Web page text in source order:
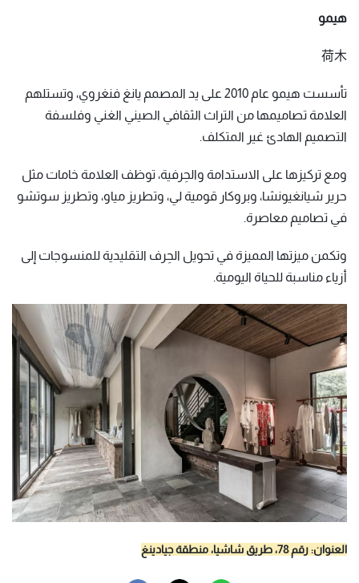
هيمو
荷木
تأسست هيمو عام 2010 على يد المصمم يانغ فنغروي، وتستلهم
العلامة تصاميمها من التراث الثقافي الصيني الغني وفلسفة
التصميم الهادئ غير المتكلف.
ومع تركيزها على الاستدامة والحِرفية، توظف العلامة خامات مثل
حرير شيانغيونشا، وبروكار قومية لي، وتطريز مياو، وتطريز سوتشو
في تصاميم معاصرة.
وتكمن ميزتها المميزة في تحويل الحِرف التقليدية للمنسوجات إلى
أزياء مناسبة للحياة اليومية.
العنوان: رقم 78، طريق شاشيا، منطقة جيادينغ